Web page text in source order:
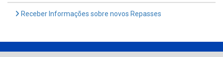
Receber Informações sobre novos Repasses